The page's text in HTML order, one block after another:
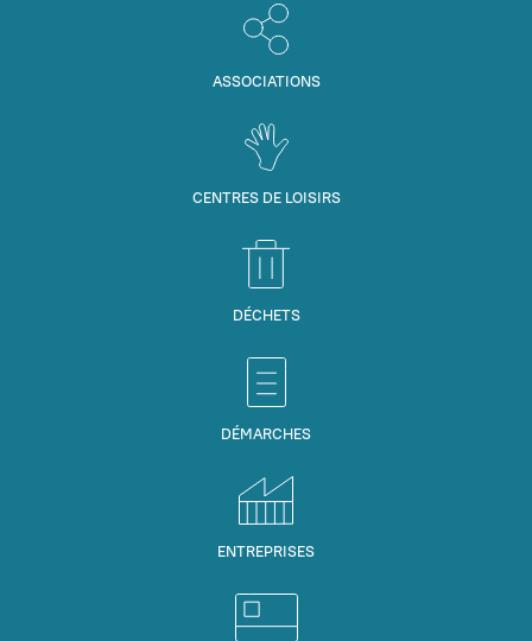
ASSOCIATIONS
CENTRES DE LOISIRS
DÉCHETS
DÉMARCHES
ENTREPRISES